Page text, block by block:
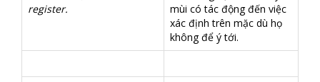
register.
mùi có tác động đến việc
xác định trên mặc dù họ
không để ý tới.